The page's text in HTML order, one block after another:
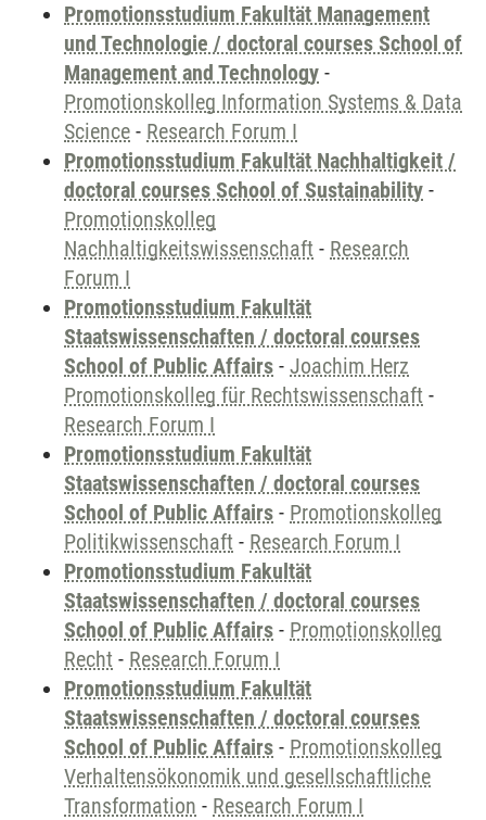
Promotionsstudium Fakultät Management
und Technologie / doctoral courses School of
Management and Technology -
Promotionskolleg Information Systems & Data
Science - Research Forum I
Promotionsstudium Fakultät Nachhaltigkeit /
doctoral courses School of Sustainability -
Promotionskolleg
Nachhaltigkeitswissenschaft - Research
Forum I
Promotionsstudium Fakultät
Staatswissenschaften / doctoral courses
School of Public Affairs - Joachim Herz
Promotionskolleg für Rechtswissenschaft -
Research Forum I
Promotionsstudium Fakultät
Staatswissenschaften / doctoral courses
School of Public Affairs - Promotionskolleg
Politikwissenschaft - Research Forum I
Promotionsstudium Fakultät
Staatswissenschaften / doctoral courses
School of Public Affairs - Promotionskolleg
Recht - Research Forum I
Promotionsstudium Fakultät
Staatswissenschaften / doctoral courses
School of Public Affairs - Promotionskolleg
Verhaltensökonomik und gesellschaftliche
Transformation - Research Forum I